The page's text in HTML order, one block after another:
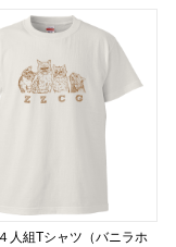
人組Tシャツ（バニラホ